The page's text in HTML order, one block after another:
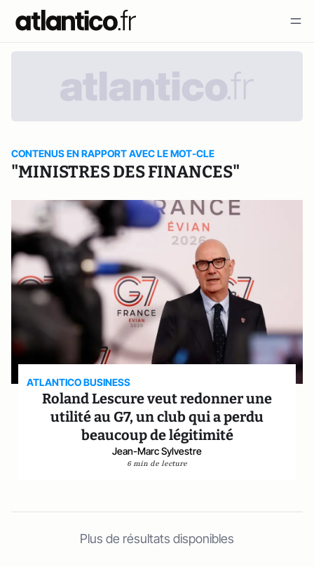
CONTENUS EN RAPPORT AVEC LE MOT-CLE
"MINISTRES DES FINANCES"
ATLANTICO BUSINESS
Roland Lescure veut redonner une
utilité au G7, un club qui a perdu
beaucoup de légitimité
Jean-Marc Sylvestre
6 min de lecture
Plus de résultats disponibles